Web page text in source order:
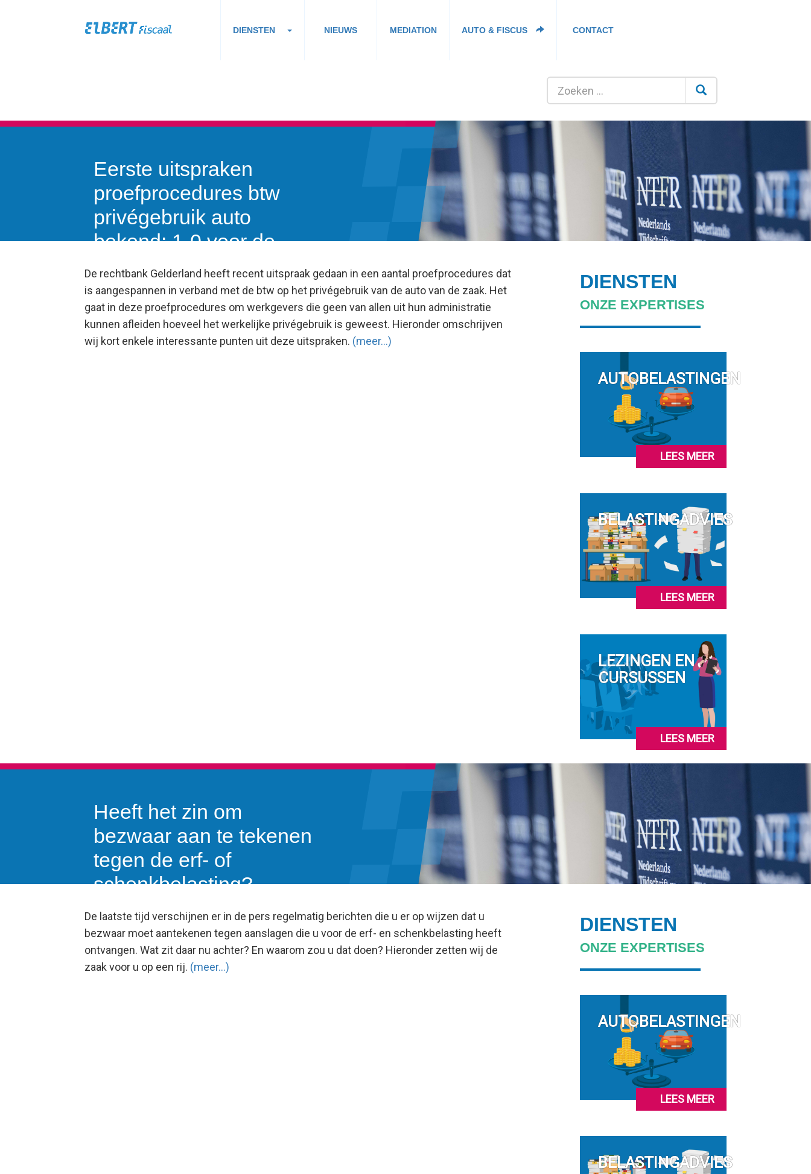
DIENSTEN NIEUWS MEDIATION AUTO & FISCUS CONTACT
Eerste uitspraken
proefprocedures btw
privégebruik auto
bekend: 1-0 voor de
fiscus!
De rechtbank Gelderland heeft recent uitspraak gedaan in een aantal proefprocedures dat
is aangespannen in verband met de btw op het privégebruik van de auto van de zaak. Het
gaat in deze proefprocedures om werkgevers die geen van allen uit hun administratie
kunnen afleiden hoeveel het werkelijke privégebruik is geweest. Hieronder omschrijven
wij kort enkele interessante punten uit deze uitspraken. (meer…)
DIENSTEN
ONZE EXPERTISES
AUTOBELASTINGEN
LEES MEER
BELASTINGADVIES
LEES MEER
LEZINGEN EN
CURSUSSEN
LEES MEER
Heeft het zin om
bezwaar aan te tekenen
tegen de erf- of
schenkbelasting?
De laatste tijd verschijnen er in de pers regelmatig berichten die u er op wijzen dat u
bezwaar moet aantekenen tegen aanslagen die u voor de erf- en schenkbelasting heeft
ontvangen. Wat zit daar nu achter? En waarom zou u dat doen? Hieronder zetten wij de
zaak voor u op een rij. (meer…)
DIENSTEN
ONZE EXPERTISES
AUTOBELASTINGEN
LEES MEER
BELASTINGADVIES